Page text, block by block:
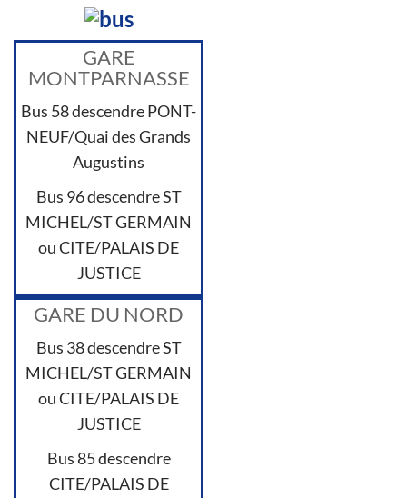
GARE
MONTPARNASSE
Bus 58 descendre PONT-
NEUF/Quai des Grands
Augustins
Bus 96 descendre ST
MICHEL/ST GERMAIN
ou CITE/PALAIS DE
JUSTICE
GARE DU NORD
Bus 38 descendre ST
MICHEL/ST GERMAIN
ou CITE/PALAIS DE
JUSTICE
Bus 85 descendre
CITE/PALAIS DE